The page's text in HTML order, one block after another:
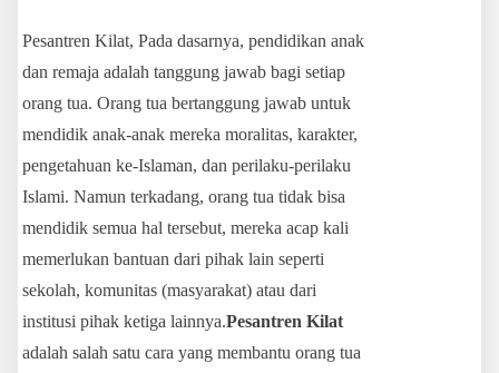
Pesantren Kilat, Pada dasarnya, pendidikan anak
dan remaja adalah tanggung jawab bagi setiap
orang tua. Orang tua bertanggung jawab untuk
mendidik anak-anak mereka moralitas, karakter,
pengetahuan ke-Islaman, dan perilaku-perilaku
Islami. Namun terkadang, orang tua tidak bisa
mendidik semua hal tersebut, mereka acap kali
memerlukan bantuan dari pihak lain seperti
sekolah, komunitas (masyarakat) atau dari
institusi pihak ketiga lainnya.Pesantren Kilat
adalah salah satu cara yang membantu orang tua